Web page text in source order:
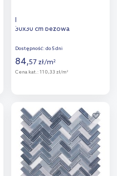
Paradyż Semir Beige stopnica
30x30 cm beżowa
Dostępność: do 5 dni
84,57 zł/m2
Cena kat.: 110,33 zł/m2
Dodaj do
porównania